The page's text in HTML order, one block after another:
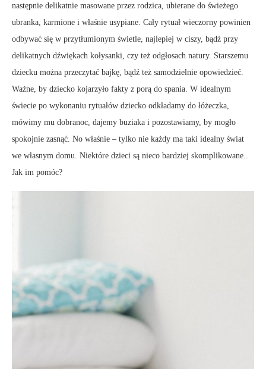
następnie delikatnie masowane przez rodzica, ubierane do świeżego
ubranka, karmione i właśnie usypiane. Cały rytuał wieczorny powinien
odbywać się w przytłumionym świetle, najlepiej w ciszy, bądź przy
delikatnych dźwiękach kołysanki, czy też odgłosach natury. Starszemu
dziecku można przeczytać bajkę, bądź też samodzielnie opowiedzieć.
Ważne, by dziecko kojarzyło fakty z porą do spania. W idealnym
świecie po wykonaniu rytuałów dziecko odkładamy do łóżeczka,
mówimy mu dobranoc, dajemy buziaka i pozostawiamy, by mogło
spokojnie zasnąć. No właśnie – tylko nie każdy ma taki idealny świat
we własnym domu. Niektóre dzieci są nieco bardziej skomplikowane..
Jak im pomóc?